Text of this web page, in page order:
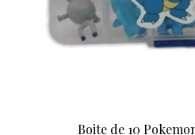
Boite de 10